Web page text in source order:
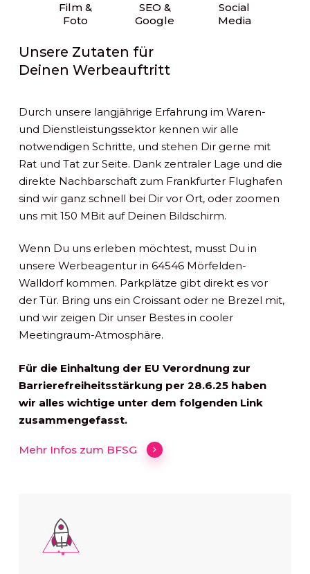
Film &
Foto
SEO &
Google
Social
Media
Unsere Zutaten für
Deinen Werbeauftritt
Durch unsere langjährige Erfahrung im Waren-
und Dienstleistungssektor kennen wir alle
notwendigen Schritte, und stehen Dir gerne mit
Rat und Tat zur Seite. Dank zentraler Lage und die
direkte Nachbarschaft zum Frankfurter Flughafen
sind wir ganz schnell bei Dir vor Ort, oder zoomen
uns mit 150 MBit auf Deinen Bildschirm.
Wenn Du uns erleben möchtest, musst Du in
unsere Werbeagentur in 64546 Mörfelden-
Walldorf kommen. Parkplätze gibt direkt es vor
der Tür. Bring uns ein Croissant oder ne Brezel mit,
und wir zeigen Dir unser Bestes in cooler
Meetingraum-Atmosphäre.
Für die Einhaltung der EU Verordnung zur
Barrierefreiheitsstärkung per 28.6.25 haben
wir alles wichtige unter dem folgenden Link
zusammengefasst.
Mehr Infos zum BFSG